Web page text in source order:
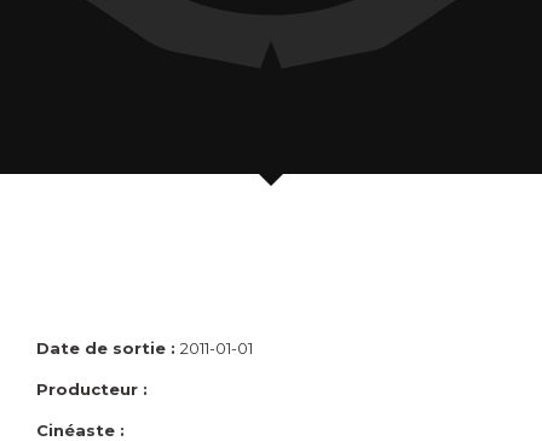
Date de sortie : 2011-01-01
Producteur :
Cinéaste :